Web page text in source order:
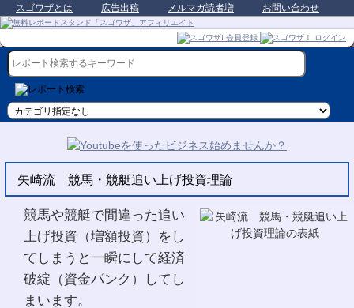
スゴワザとは 広告出稿 メルマガ読者増 お問い合わせ
矢崎流 競馬・競艇追い上げ投資理論
競馬や競艇で間違った追い
上げ投資（増額投資）をし
てしまうと一瞬にして経済
破綻（資金パンク）してし
まいます。